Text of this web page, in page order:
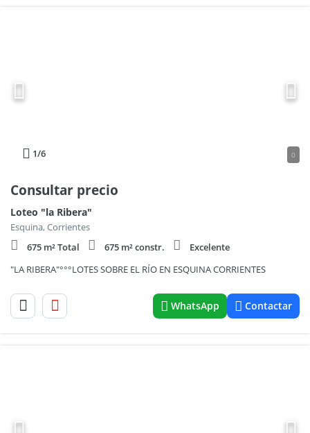
1/6 0
Consultar precio
Loteo "la Ribera"
Esquina, Corrientes
675 m² Total
675 m² constr.
Excelente
"LA RIBERA"°°°LOTES SOBRE EL RÍO EN ESQUINA CORRIENTES
WhatsApp Contactar